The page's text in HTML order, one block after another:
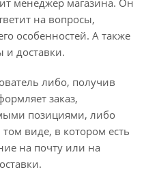
менеджер магазина. Он
на вопросы,
особенностей. А также
и доставки.
либо, получив
заказ,
позициями, либо
виде, в котором есть
на почту или на